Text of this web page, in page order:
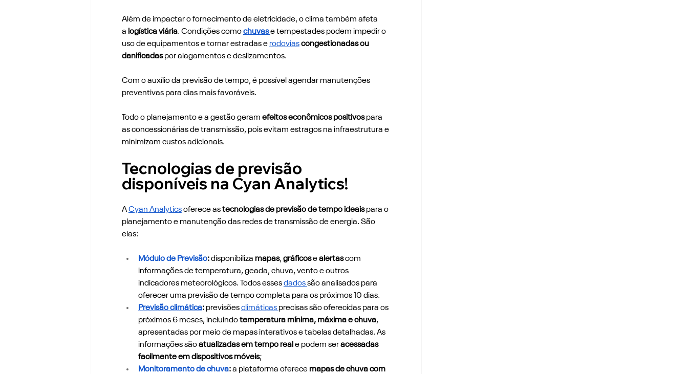
Além de impactar o fornecimento de eletricidade, o clima também afeta
a logística viária. Condições como chuvas e tempestades podem impedir o
uso de equipamentos e tornar estradas e rodoviascongestionadas ou
danificadas por alagamentos e deslizamentos.
Com o auxílio da previsão de tempo, é possível agendar manutenções
preventivas para dias mais favoráveis.
Todo o planejamento e a gestão geram efeitos econômicos positivos para
as concessionárias de transmissão, pois evitam estragos na infraestrutura e
minimizam custos adicionais.
Tecnologias de previsão
disponíveis na Cyan Analytics!
A Cyan Analytics oferece as tecnologias de previsão de tempo ideais para o
planejamento e manutenção das redes de transmissão de energia. São
elas:
Módulo de Previsão: disponibiliza mapas, gráficos e alertas com
informações de temperatura, geada, chuva, vento e outros
indicadores meteorológicos. Todos esses dados são analisados para
oferecer uma previsão de tempo completa para os próximos 10 dias.
Previsão climática: previsões climáticas precisas são oferecidas para os
próximos 6 meses, incluindo temperatura mínima, máxima e chuva,
apresentadas por meio de mapas interativos e tabelas detalhadas. As
informações são atualizadas em tempo real e podem ser acessadas
facilmente em dispositivos móveis;
Monitoramento de chuva: a plataforma oferece mapas de chuva com